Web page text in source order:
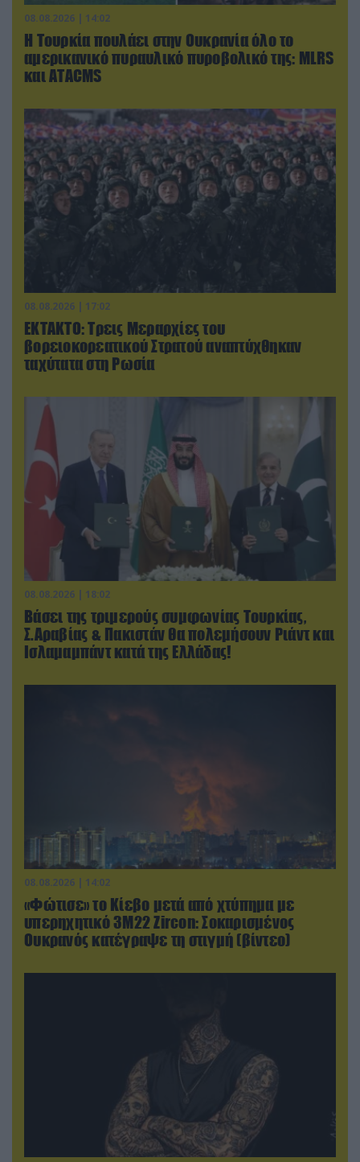
08.08.2026 | 14:02
Η Τουρκία πουλάει στην Ουκρανία όλο το
αμερικανικό πυραυλικό πυροβολικό της: MLRS
και ΑΤΑCMS
08.08.2026 | 17:02
ΕΚΤΑΚΤΟ: Τρεις Μεραρχίες του
βορειοκορεατικού Στρατού αναπτύχθηκαν
ταχύτατα στη Ρωσία
08.08.2026 | 18:02
Βάσει της τριμερούς συμφωνίας Τουρκίας,
Σ.Αραβίας & Πακιστάν θα πολεμήσουν Ριάντ και
Ισλαμαμπάντ κατά της Ελλάδας!
08.08.2026 | 14:02
«Φώτισε» το Κίεβο μετά από χτύπημα με
υπερηχητικό 3M22 Zircon: Σοκαρισμένος
Ουκρανός κατέγραψε τη στιγμή (βίντεο)